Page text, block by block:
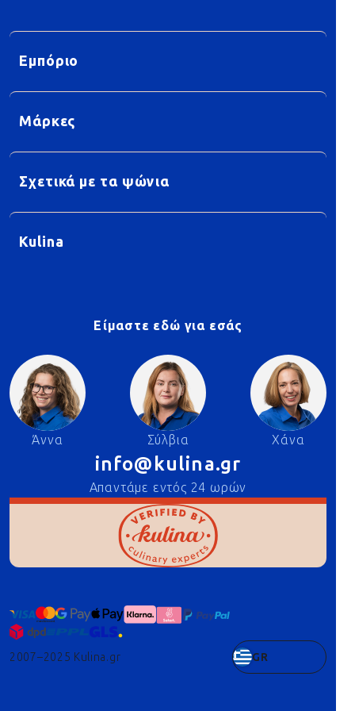
Εμπόριο
Μάρκες
Σχετικά με τα ψώνια
Kulina
Είμαστε εδώ για εσάς
Άννα Σύλβια Χάνα
info@kulina.gr
Απαντάμε εντός 24 ωρών
2007–2025 Kulina.gr GR